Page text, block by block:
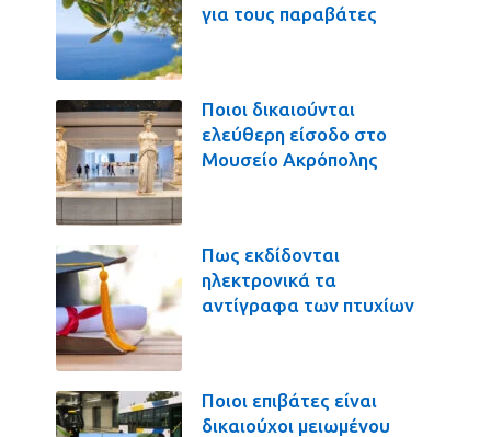
για τους παραβάτες
Ποιοι δικαιούνται
ελεύθερη είσοδο στο
Μουσείο Ακρόπολης
Πως εκδίδονται
ηλεκτρονικά τα
αντίγραφα των πτυχίων
Ποιοι επιβάτες είναι
δικαιούχοι μειωμένου